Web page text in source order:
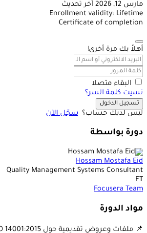
مارس 12, 2026 آخر تحديث
Enrollment validity: Lifetime
Certificate of completion
أهلاً بك مرة أخرى!
البقاء متصلا
نسيت كلمة السر؟
تسجيل الدخول
ليس لديك حساب؟ سجّل الآن
دورة بواسطة
Hossam Mostafa Eid
Quality Management Systems Consultant
FT
Focusera Team
مواد الدورة
📌 ملفات وعروض تقديمية حول ISO 14001:2015